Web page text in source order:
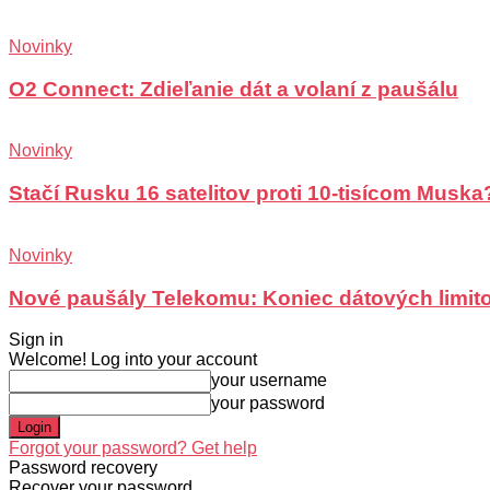
Novinky
O2 Connect: Zdieľanie dát a volaní z paušálu
Novinky
Stačí Rusku 16 satelitov proti 10-tisícom
Novinky
Nové paušály Telekomu: Koniec dátových
Sign in
Welcome! Log into your account
your username
your password
Forgot your password? Get help
Password recovery